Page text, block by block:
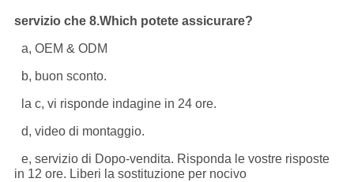
servizio che 8.Which potete assicurare?
a, OEM & ODM
b, buon sconto.
la c, vi risponde indagine in 24 ore.
d, video di montaggio.
e, servizio di Dopo-vendita. Risponda le vostre risposte
in 12 ore. Liberi la sostituzione per nocivo